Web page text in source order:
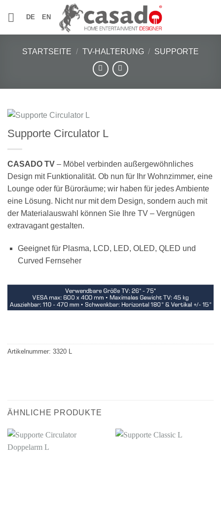
DE EN
STARTSEITE / TV-HALTERUNG / SUPPORTE
Supporte Circulator L
CASADO TV – Möbel verbinden außergewöhnliches
Design mit Funktionalität. Ob nun für Ihr Wohnzimmer, eine
Lounge oder für Büroräume; wir haben für jedes Ambiente
eine Lösung. Nicht nur mit dem Design, sondern auch mit
der Materialauswahl können Sie Ihre TV – Vergnügen
extravagant gestalten.
Geeignet für Plasma, LCD, LED, OLED, QLED und
Curved Fernseher
Artikelnummer: 3320 L
ÄHNLICHE PRODUKTE